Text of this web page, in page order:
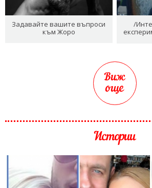
Задавайте вашите въпроси
към Жоро
/
Виж
още
Истории